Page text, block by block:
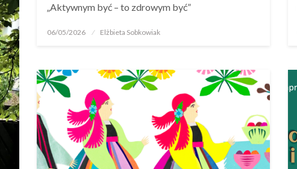
„Aktywnym być – to zdrowym być”
06/05/2026 Elżbieta Sobkowiak